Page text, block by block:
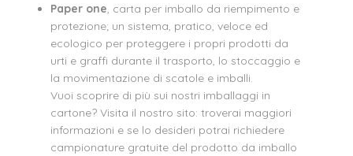
Paper one, carta per imballo da riempimento e
protezione; un sistema, pratico, veloce ed
ecologico per proteggere i propri prodotti da
urti e graffi durante il trasporto, lo stoccaggio e
la movimentazione di scatole e imballi.
Vuoi scoprire di più sui nostri imballaggi in
cartone? Visita il nostro sito: troverai maggiori
informazioni e se lo desideri potrai richiedere
campionature gratuite del prodotto da imballo